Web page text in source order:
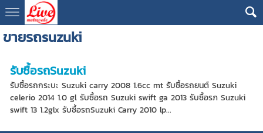
ขายรถsuzuki
รับซื้อรถSuzuki
รับซื้อรถกระบะ Suzuki carry 2008 1.6cc mt รับซื้อรถยนต์ Suzuki
celerio 2014 1.0 gl รับซื้อรถ Suzuki swift ga 2013 รับซื้อรภ Suzuki
swift 13 1.2glx รับซื้อรถSuzuki Carry 2010 lp...